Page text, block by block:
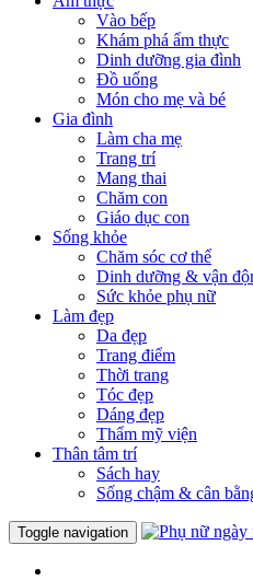
Vào bếp
Khám phá ẩm thực
Dinh dưỡng gia đình
Đồ uống
Món cho mẹ và bé
Gia đình
Làm cha mẹ
Trang trí
Mang thai
Chăm con
Giáo dục con
Sống khỏe
Chăm sóc cơ thể
Dinh dưỡng & vận
Sức khỏe phụ nữ
Làm đẹp
Da đẹp
Trang điểm
Thời trang
Tóc đẹp
Dáng đẹp
Thẩm mỹ viện
Thân tâm trí
Sách hay
Sống chậm & cân
Toggle navigation